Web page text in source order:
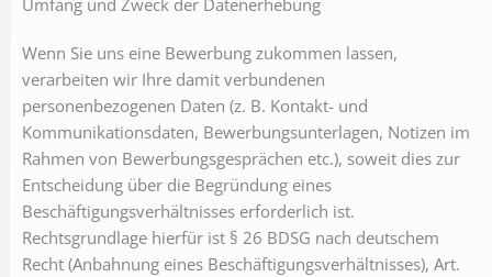
Umfang und Zweck der Datenerhebung
Wenn Sie uns eine Bewerbung zukommen lassen,
verarbeiten wir Ihre damit verbundenen
personenbezogenen Daten (z. B. Kontakt- und
Kommunikationsdaten, Bewerbungsunterlagen, Notizen im
Rahmen von Bewerbungsgesprächen etc.), soweit dies zur
Entscheidung über die Begründung eines
Beschäftigungsverhältnisses erforderlich ist.
Rechtsgrundlage hierfür ist § 26 BDSG nach deutschem
Recht (Anbahnung eines Beschäftigungsverhältnisses), Art.